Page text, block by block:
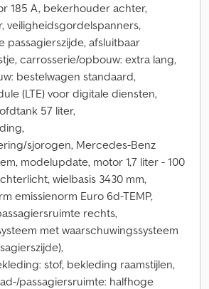
185 A, bekerhouder achter,
veiligheidsgordelspanners,
passagierszijde, afsluitbaar
carrosserie/opbouw: extra lang,
bestelwagen standaard,
(LTE) voor digitale diensten,
57 liter,
sjorogen, Mercedes-Benz
modelupdate, motor 1,7 liter - 100
wielbasis 3430 mm,
emissienorm Euro 6d-TEMP,
rechts,
met waarschuwingssysteem
stof, bekleding raamstijlen,
passagiersruimte: halfhoge